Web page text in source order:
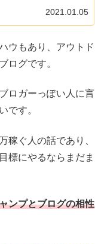
2021.01.05
ウもあり、アウトド
ログです。
ロガーっぽい人に言
です。
稼ぐ人の話であり、
標にやるならまだま
ンプとブログの相性